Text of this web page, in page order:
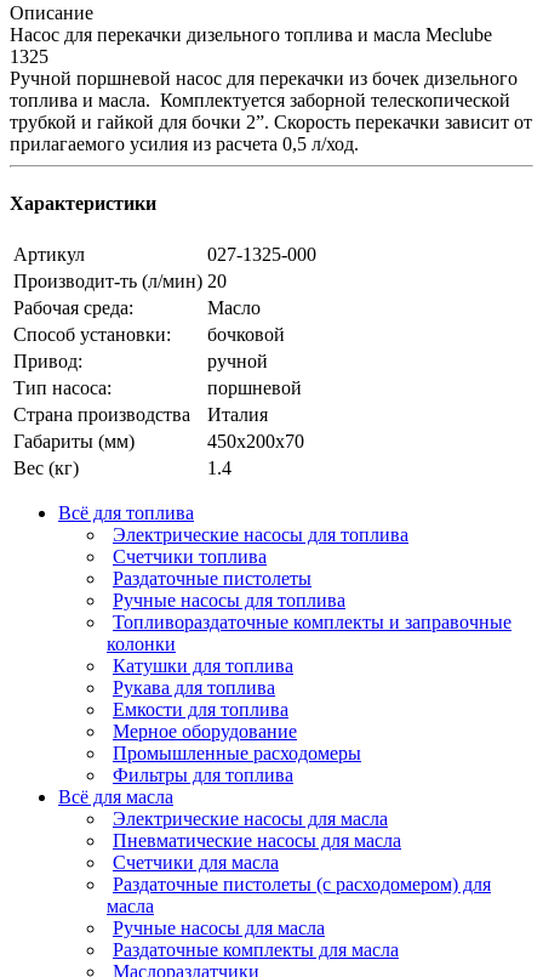
Описание
Насос для перекачки дизельного топлива и масла Meclube
1325
Ручной поршневой насос для перекачки из бочек дизельного
топлива и масла. Комплектуется заборной телескопической
трубкой и гайкой для бочки 2”. Скорость перекачки зависит от
прилагаемого усилия из расчета 0,5 л/ход.
Характеристики
Артикул
027-1325-000
Производит-ть (л/мин) 20
Рабочая среда:
Масло
Способ установки:
бочковой
Привод:
ручной
Тип насоса:
поршневой
Страна производства
Италия
Габариты (мм)
450х200х70
Вес (кг)
1.4
Всё для топлива
Электрические насосы для топлива
Счетчики топлива
Раздаточные пистолеты
Ручные насосы для топлива
Топливораздаточные комплекты и заправочные
колонки
Катушки для топлива
Рукава для топлива
Емкости для топлива
Мерное оборудование
Промышленные расходомеры
Фильтры для топлива
Всё для масла
Электрические насосы для масла
Пневматические насосы для масла
Счетчики для масла
Раздаточные пистолеты (с расходомером) для
масла
Ручные насосы для масла
Раздаточные комплекты для масла
Маслораздатчики